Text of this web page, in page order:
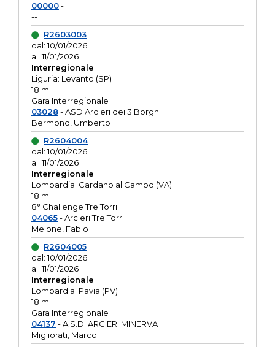
00000-
--
R2603003
dal: 10/01/2026
al: 11/01/2026
Interregionale
Liguria: Levanto (SP)
18 m
Gara Interregionale
03028- ASD Arcieri dei 3 Borghi
Bermond, Umberto
R2604004
dal: 10/01/2026
al: 11/01/2026
Interregionale
Lombardia: Cardano al Campo (VA)
18 m
8° Challenge Tre Torri
04065- Arcieri Tre Torri
Melone, Fabio
R2604005
dal: 10/01/2026
al: 11/01/2026
Interregionale
Lombardia: Pavia (PV)
18 m
Gara Interregionale
04137 - A.S.D. ARCIERI MINERVA
Migliorati, Marco